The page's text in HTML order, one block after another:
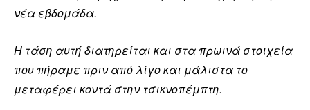
νέα εβδομάδα.
Η τάση αυτή διατηρείται και στα πρωινά στοιχεία
που πήραμε πριν από λίγο και μάλιστα το
μεταφέρει κοντά στην τσικνοπέμπτη.